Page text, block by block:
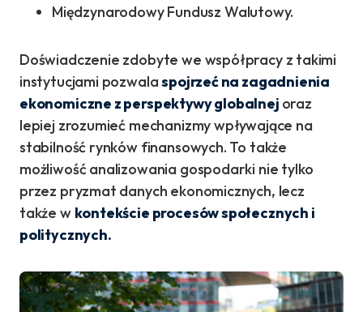
Międzynarodowy Fundusz Walutowy.
Doświadczenie zdobyte we współpracy z takimi
instytucjami pozwalaspojrzeć na zagadnienia
ekonomiczne z perspektywy globalnej oraz
lepiej zrozumieć mechanizmy wpływające na
stabilność rynków finansowych. To także
możliwość analizowania gospodarki nie tylko
przez pryzmat danych ekonomicznych, lecz
także w kontekście procesów społecznych i
politycznych.